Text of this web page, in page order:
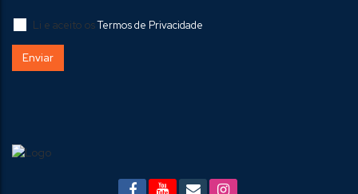
Li e aceito osTermos de Privacidade